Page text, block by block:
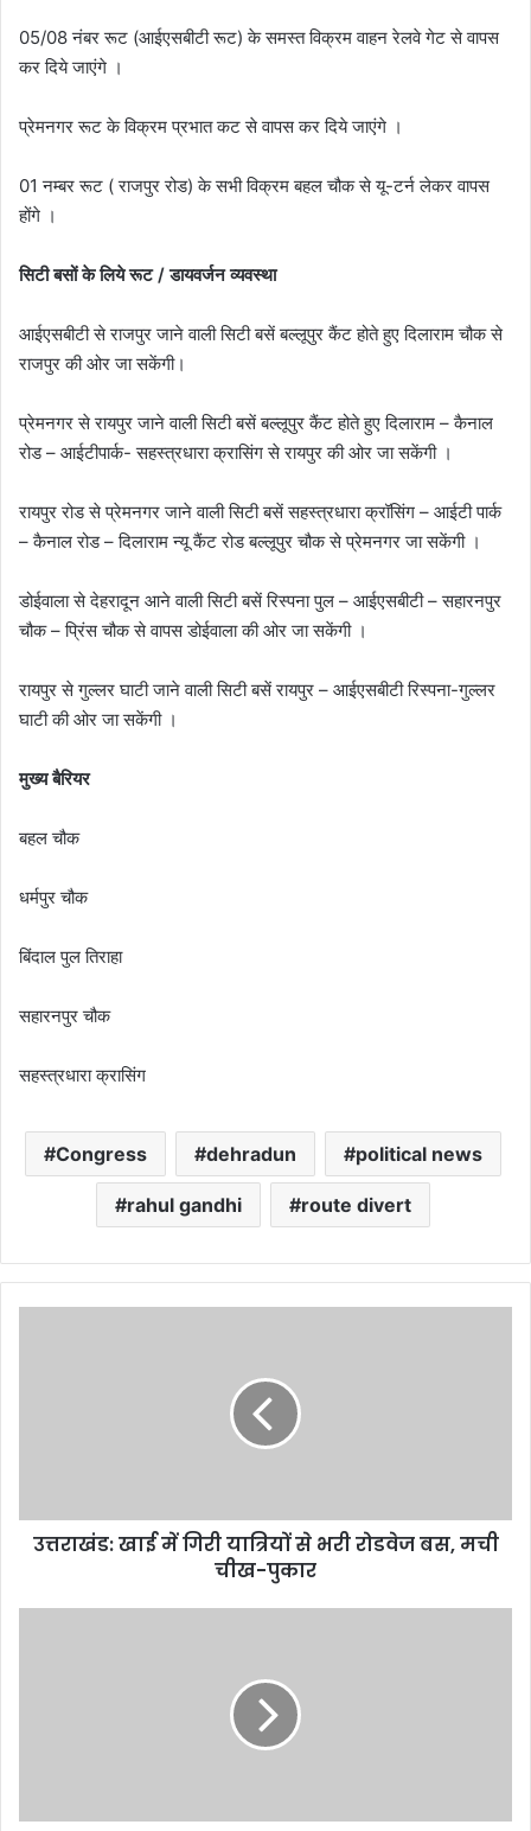
05/08 नंबर रूट (आईएसबीटी रूट) के समस्त विक्रम वाहन रेलवे गेट से वापस
कर दिये जाएंगे ।
प्रेमनगर रूट के विक्रम प्रभात कट से वापस कर दिये जाएंगे ।
01 नम्बर रूट ( राजपुर रोड) के सभी विक्रम बहल चौक से यू-टर्न लेकर वापस
होंगे ।
सिटी बसों के लिये रूट / डायवर्जन व्यवस्था
आईएसबीटी से राजपुर जाने वाली सिटी बसें बल्लूपुर कैंट होते हुए दिलाराम चौक से
राजपुर की ओर जा सकेंगी।
प्रेमनगर से रायपुर जाने वाली सिटी बसें बल्लूपुर कैंट होते हुए दिलाराम – कैनाल
रोड – आईटीपार्क- सहस्त्रधारा क्रासिंग से रायपुर की ओर जा सकेंगी ।
रायपुर रोड से प्रेमनगर जाने वाली सिटी बसें सहस्त्रधारा क्रॉसिंग – आईटी पार्क
– कैनाल रोड – दिलाराम न्यू कैंट रोड बल्लूपुर चौक से प्रेमनगर जा सकेंगी ।
डोईवाला से देहरादून आने वाली सिटी बसें रिस्पना पुल – आईएसबीटी – सहारनपुर
चौक – प्रिंस चौक से वापस डोईवाला की ओर जा सकेंगी ।
रायपुर से गुल्लर घाटी जाने वाली सिटी बसें रायपुर – आईएसबीटी रिस्पना-गुल्लर
घाटी की ओर जा सकेंगी ।
मुख्य बैरियर
बहल चौक
धर्मपुर चौक
बिंदाल पुल तिराहा
सहारनपुर चौक
सहस्त्रधारा क्रासिंग
Congress dehradun political news
rahul gandhi route divert
बस,
मचीउत्तराखंड: खाई में गिरी यात्रियों से भरी रोडवेज बस, मची
चीख-पुकार
वलिमिकी